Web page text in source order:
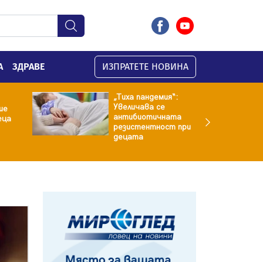
ЗДРАВЕ ИЗПРАТЕТЕ НОВИНА
„Тиха пандемия“:
Увеличава се
антибиотичната
резистентност при
децата